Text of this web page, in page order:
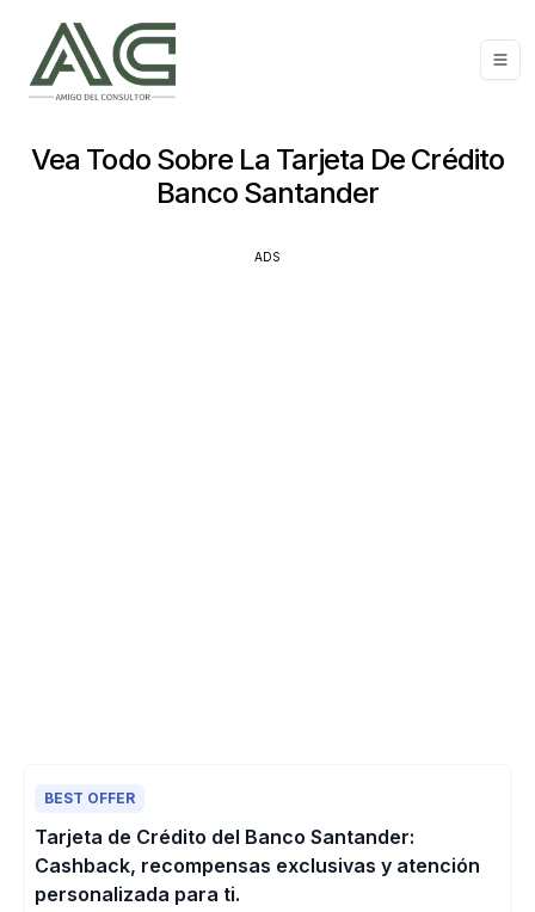
Vea Todo Sobre La Tarjeta De Crédito
Banco Santander
ADS
BEST OFFER
Tarjeta de Crédito del Banco Santander:
Cashback, recompensas exclusivas y atención
personalizada para ti.